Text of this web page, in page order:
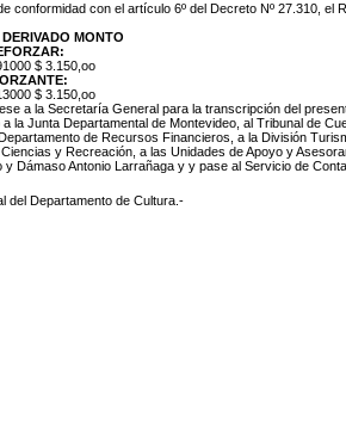
conformidad con el artículo 6º del Decreto Nº 27.310, el
MONTO
$ 3.150,oo
$ 3.150,oo
a la Secretaría General para la transcripción del
la Junta Departamental de Montevideo, al Tribunal de
de Recursos Financieros, a la División
y Recreación, a las Unidades de Apoyo y
y Dámaso Antonio Larrañaga y y pase al Servicio de
del Departamento de Cultura.-